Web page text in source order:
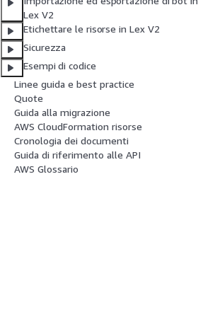
Lex V2
Etichettare le risorse in Lex V2
Sicurezza
Esempi di codice
Linee guida e best practice
Quote
Guida alla migrazione
AWS CloudFormation risorse
Cronologia dei documenti
Guida di riferimento alle API
AWS Glossario